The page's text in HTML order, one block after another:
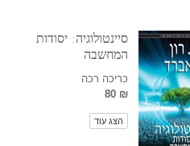
סיינטולוגיה: יסודות
המחשבה
כריכה רכה
₪ 80
הצג עוד